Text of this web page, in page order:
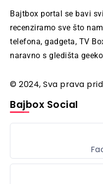
Bajtbox portal se bavi
recenziramo sve što
telefona, gadgeta, TV
naravno s gledišta
© 2024, Sva prava
Bajbox Social